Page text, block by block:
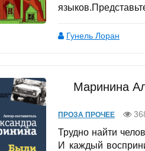
Гунель Лоран
Маринина
ПРОЗА ПРОЧЕЕ
Трудно найти
И каждый